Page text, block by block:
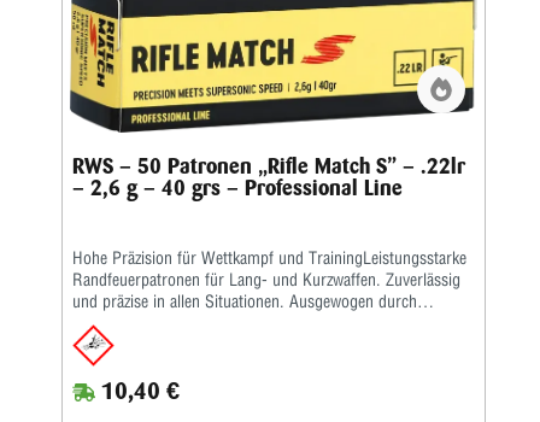
RWS – 50 Patronen „Rifle Match S” – .22lr
– 2,6 g – 40 grs – Professional Line
Hohe Präzision für Wettkampf und TrainingLeistungsstarke
Randfeuerpatronen für Lang- und Kurzwaffen. Zuverlässig
und präzise in allen Situationen. Ausgewogen durch
spezielle Zusammenstellung hochwertiger Komponenten –
vom Geschoss über das ausgewählte Pulver bis hin zur
hochpräzisen Laborierung.Die Merkmale auf einen Blick:
Schnelle Trainings- und Wettkampfpatrone •
Geschwindigkeit im Überschallbereich • Hohe Präzision
10,40 €